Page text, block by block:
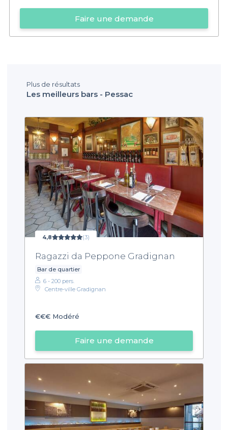
Faire une demande
Plus de résultats
Les meilleurs bars - Pessac
4,8 (3)
Ragazzi da Peppone Gradignan
Bar de quartier
6 - 200 pers.
Centre-ville Gradignan
€€€ Modéré
Faire une demande